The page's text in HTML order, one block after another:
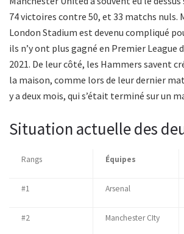
74 victoires contre 50, et 33 matchs nuls.
London Stadium est devenu compliqué
ils n’y ont plus gagné en Premier League
2021. De leur côté, les Hammers savent
la maison, comme lors de leur dernier
y a deux mois, qui s’était terminé sur un
Situation actuelle des
Rangs Équipes
#1 Arsenal
#2 Manchester CIty